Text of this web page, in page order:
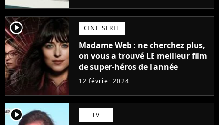
player2 CINÉ SÉRIE
Madame Web : ne cherchez plus,
on vous a trouvé LE meilleur film
de super-héros de l'année
12 février 2024
player2 TV